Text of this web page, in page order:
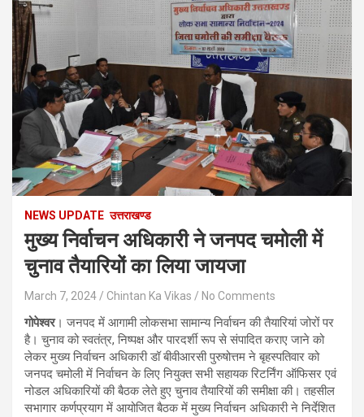
NEWS UPDATE उत्तराखण्ड
मुख्य निर्वाचन अधिकारी ने जनपद चमोली में
चुनाव तैयारियों का लिया जायजा
March 7, 2024 Chintan Ka Vikas No Comments
गोपेश्वर। जनपद में आगामी लोकसभा सामान्य निर्वाचन की तैयारियां जोरों पर
है। चुनाव को स्वतंत्र, निष्पक्ष और पारदर्शी रूप से संपादित कराए जाने को
लेकर मुख्य निर्वाचन अधिकारी डॉ बीवीआरसी पुरुषोत्तम ने बृहस्पतिवार को
जनपद चमोली में निर्वाचन के लिए नियुक्त सभी सहायक रिटर्निंग ऑफिसर एवं
नोडल अधिकारियों की बैठक लेते हुए चुनाव तैयारियों की समीक्षा की। तहसील
सभागार कर्णप्रयाग में आयोजित बैठक में मुख्य निर्वाचन अधिकारी ने निर्देशित